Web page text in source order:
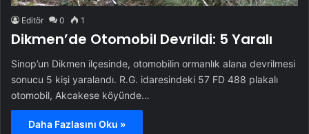
Editör 0 1
Dikmen’de Otomobil Devrildi: 5 Yaralı
Sinop’un Dikmen ilçesinde, otomobilin ormanlık alana devrilmesi
sonucu 5 kişi yaralandı. R.G. idaresindeki 57 FD 488 plakalı
otomobil, Akcakese köyünde…
Daha Fazlasını Oku »